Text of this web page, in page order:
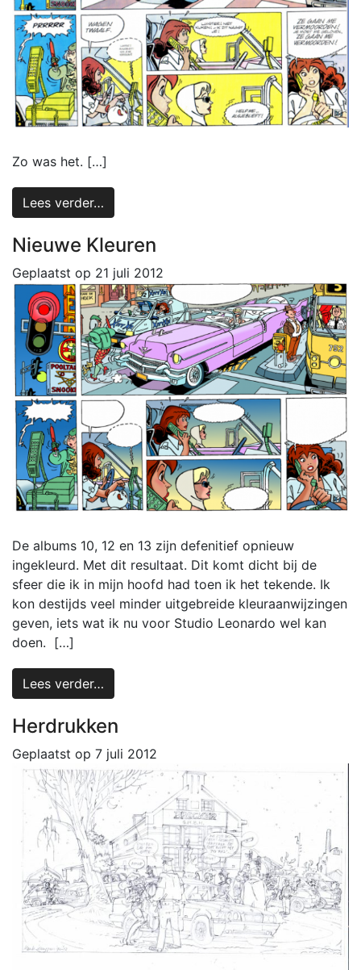
Zo was het. […]
Lees verder…
Nieuwe Kleuren
Geplaatst op 21 juli 2012
De albums 10, 12 en 13 zijn defenitief opnieuw
ingekleurd. Met dit resultaat. Dit komt dicht bij de
sfeer die ik in mijn hoofd had toen ik het tekende. Ik
kon destijds veel minder uitgebreide kleuraanwijzingen
geven, iets wat ik nu voor Studio Leonardo wel kan
doen. […]
Lees verder…
Herdrukken
Geplaatst op 7 juli 2012